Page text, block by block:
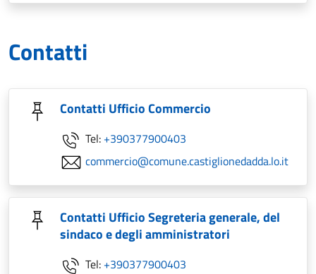
Contatti
Contatti Ufficio Commercio
Tel: +390377900403
commercio@comune.castiglionedadda.lo.it
Contatti Ufficio Segreteria generale, del
sindaco e degli amministratori
Tel: +390377900403